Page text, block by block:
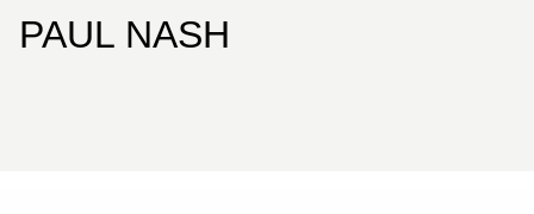
PAUL NASH